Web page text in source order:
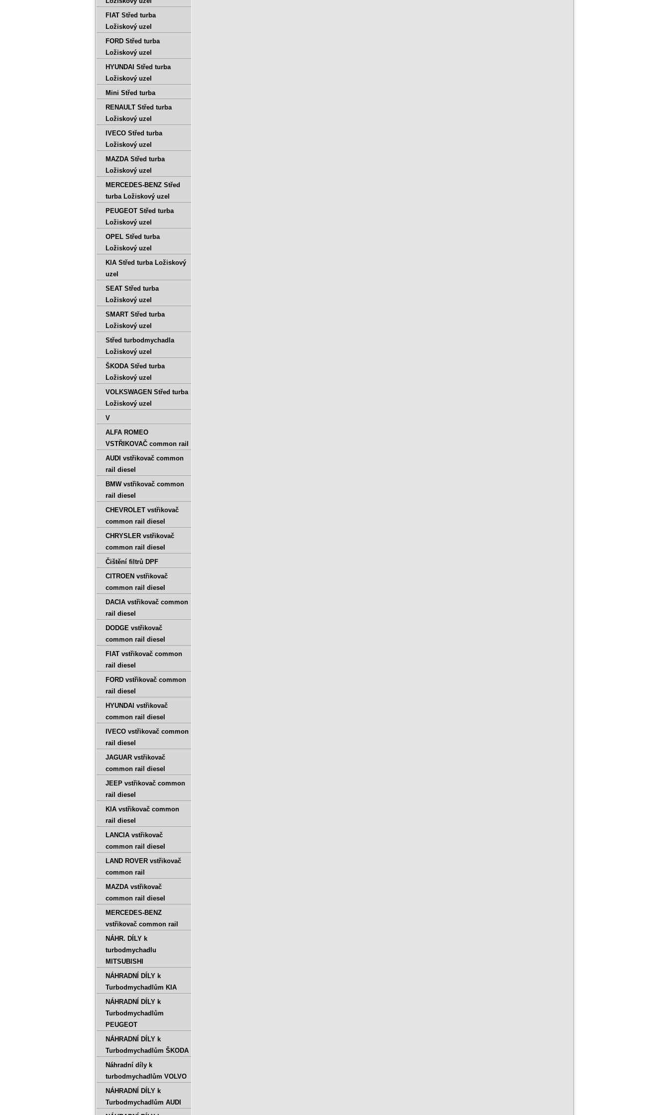
FIAT Střed turba
Ložiskový uzel
FORD Střed turba
Ložiskový uzel
HYUNDAI Střed turba
Ložiskový uzel
Mini Střed turba
RENAULT Střed turba
Ložiskový uzel
IVECO Střed turba
Ložiskový uzel
MAZDA Střed turba
Ložiskový uzel
MERCEDES-BENZ Střed
turba Ložiskový uzel
PEUGEOT Střed turba
Ložiskový uzel
OPEL Střed turba
Ložiskový uzel
KIA Střed turba Ložiskový
uzel
SEAT Střed turba
Ložiskový uzel
SMART Střed turba
Ložiskový uzel
Střed turbodmychadla
Ložiskový uzel
ŠKODA Střed turba
Ložiskový uzel
VOLKSWAGEN Střed turba
Ložiskový uzel
V
ALFA ROMEO
VSTŘIKOVAČ common rail
AUDI vstřikovač common
rail diesel
BMW vstřikovač common
rail diesel
CHEVROLET vstřikovač
common rail diesel
CHRYSLER vstřikovač
common rail diesel
Čištění filtrů DPF
CITROEN vstřikovač
common rail diesel
DACIA vstřikovač common
rail diesel
DODGE vstřikovač
common rail diesel
FIAT vstřikovač common
rail diesel
FORD vstřikovač common
rail diesel
HYUNDAI vstřikovač
common rail diesel
IVECO vstřikovač common
rail diesel
JAGUAR vstřikovač
common rail diesel
JEEP vstřikovač common
rail diesel
KIA vstřikovač common
rail diesel
LANCIA vstřikovač
common rail diesel
LAND ROVER vstřikovač
common rail
MAZDA vstřikovač
common rail diesel
MERCEDES-BENZ
vstřikovač common rail
NÁHR. DÍLY k
turbodmychadlu
MITSUBISHI
NÁHRADNÍ DÍLY k
Turbodmychadlům KIA
NÁHRADNÍ DÍLY k
Turbodmychadlům
PEUGEOT
NÁHRADNÍ DÍLY k
Turbodmychadlům ŠKODA
Náhradní díly k
turbodmychadlům VOLVO
NÁHRADNÍ DÍLY k
Turbodmychadlům AUDI